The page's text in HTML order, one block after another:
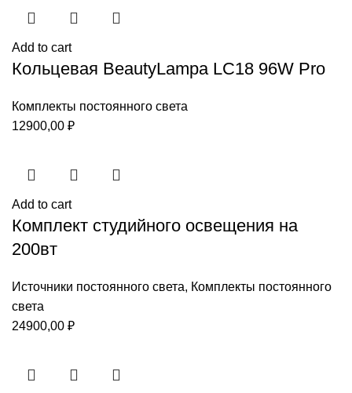
Add to cart
Кольцевая BeautyLampa LC18 96W Pro
Комплекты постоянного света
12900,00 ₽
Add to cart
Комплект студийного освещения на
200вт
Источники постоянного света, Комплекты постоянного
света
24900,00 ₽